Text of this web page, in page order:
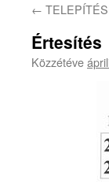
←
Értesítés
Közzétéve